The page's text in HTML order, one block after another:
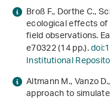
Broß F., Dorthe C.,
ecological effects
field observations.
e70322 (14 pp.).
Institutional
Altmann M., Vanzo
approach to